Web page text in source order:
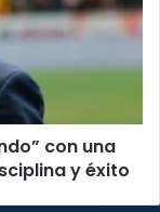
con una
y éxito